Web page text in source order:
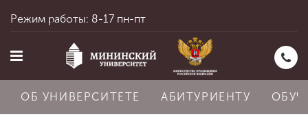
Режим работы: 8-17 пн-пт
ОБ УНИВЕРСИТЕТЕ АБИТУРИЕНТУ